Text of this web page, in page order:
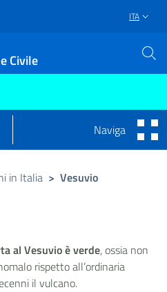
ITA
Civile
Facebook
Twitter
Naviga
in Italia > Vesuvio
al Vesuvio è verde, ossia non
rispetto all’ordinaria
il vulcano.